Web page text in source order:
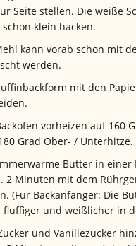
Seite stellen. Die weiße
klein hacken.
kann vorab schon mit
werden.
mit den
vorheizen auf 160
Grad Ober- / Unterhitze.
Butter in einer
2 Minuten mit dem
(Für Backanfänger: Die
fluffiger und weißlicher in
und Vanillezucker